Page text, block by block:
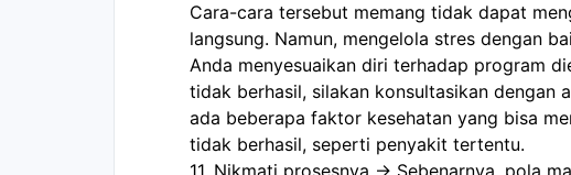
Cara-cara tersebut memang tidak dapat
langsung. Namun, mengelola stres dengan
Anda menyesuaikan diri terhadap program
tidak berhasil, silakan konsultasikan dengan
ada beberapa faktor kesehatan yang bisa
tidak berhasil, seperti penyakit tertentu.